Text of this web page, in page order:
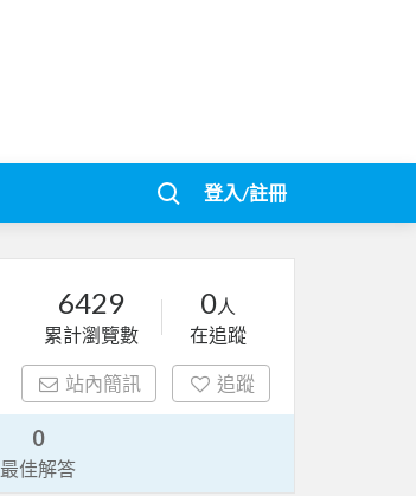
登入/註冊
6429
累計瀏覽數
0人
在追蹤
站內簡訊 追蹤
0
最佳解答